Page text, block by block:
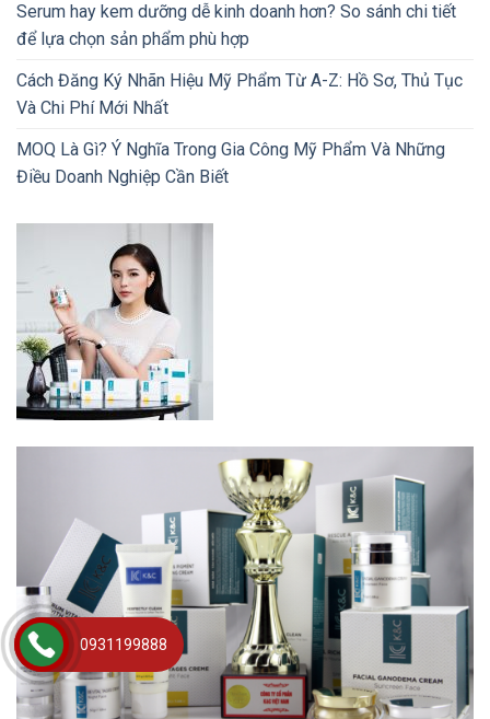
Serum hay kem dưỡng dễ kinh doanh hơn? So sánh chi tiết
để lựa chọn sản phẩm phù hợp
Cách Đăng Ký Nhãn Hiệu Mỹ Phẩm Từ A-Z: Hồ Sơ, Thủ Tục
Và Chi Phí Mới Nhất
MOQ Là Gì? Ý Nghĩa Trong Gia Công Mỹ Phẩm Và Những
Điều Doanh Nghiệp Cần Biết
0931199888